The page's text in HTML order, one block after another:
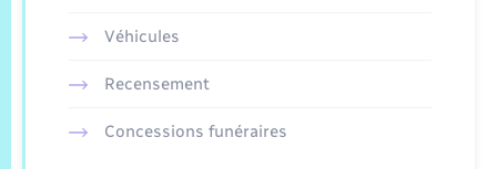
Véhicules
Recensement
Concessions funéraires